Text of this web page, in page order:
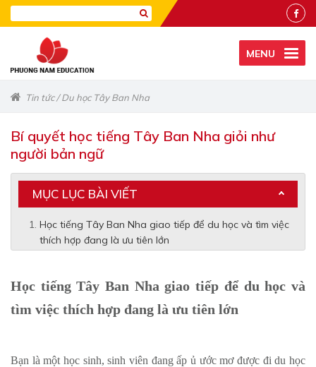
MENU
Tin tức/Du học Tây Ban Nha
Bí quyết học tiếng Tây Ban Nha giỏi như
người bản ngữ
MỤC LỤC BÀI VIẾT
Học tiếng Tây Ban Nha giao tiếp để du học và tìm việc
thích hợp đang là ưu tiên lớn
Học tiếng Tây Ban Nha giao tiếp để du học và
tìm việc thích hợp đang là ưu tiên lớn
Bạn là một học sinh, sinh viên đang ấp ủ ước mơ được đi du học